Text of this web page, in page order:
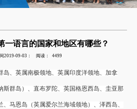
一语言的国家和地区有哪些？
2019-09-03： 阅读： 4499
岛、英属南极领地、英属印度洋领地、加拿
斯群岛）、直布罗陀、英国格恩西岛、圭亚那
、马恩岛（英属爱尔兰海域领地）、泽西岛、